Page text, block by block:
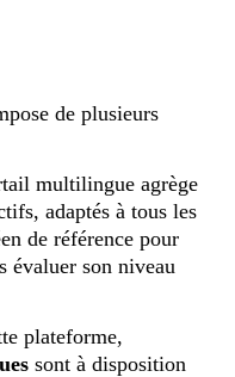
de plusieurs
multilingue agrège
adaptés à tous les
de référence pour
évaluer son niveau
plateforme,
sont à disposition